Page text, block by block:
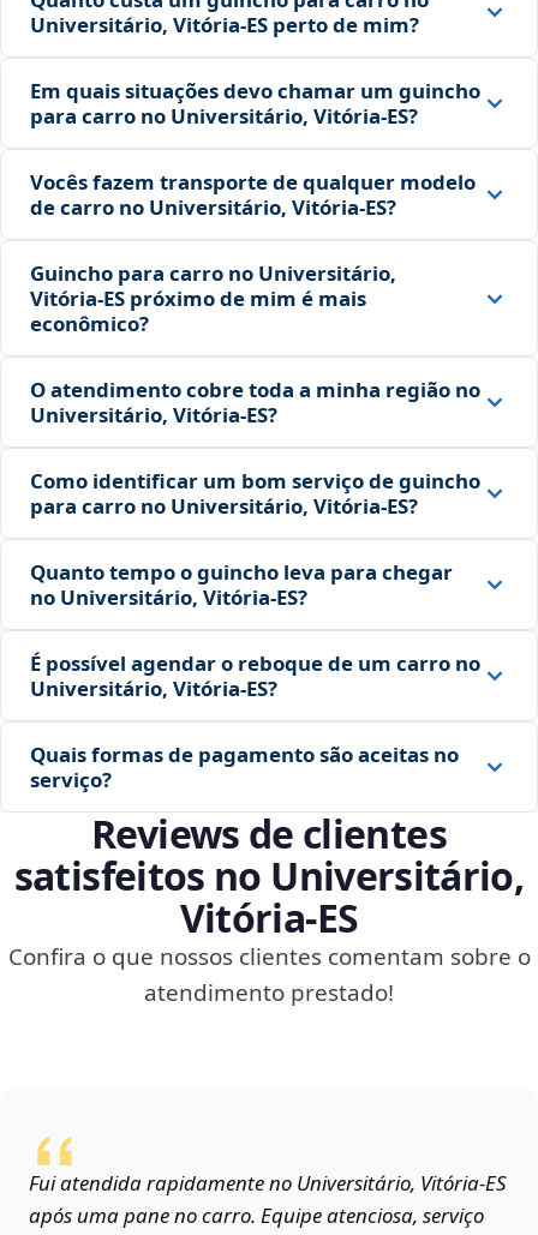
Universitário, Vitória‑ES perto de mim?
Em quais situações devo chamar um guincho
para carro no Universitário, Vitória‑ES?
Vocês fazem transporte de qualquer modelo
de carro no Universitário, Vitória‑ES?
Guincho para carro no Universitário,
Vitória‑ES próximo de mim é mais
econômico?
O atendimento cobre toda a minha região no
Universitário, Vitória‑ES?
Como identificar um bom serviço de guincho
para carro no Universitário, Vitória‑ES?
Quanto tempo o guincho leva para chegar
no Universitário, Vitória‑ES?
É possível agendar o reboque de um carro no
Universitário, Vitória‑ES?
Quais formas de pagamento são aceitas no
serviço?
Reviews de clientes
satisfeitos no Universitário,
Vitória‑ES
Confira o que nossos clientes comentam sobre o
atendimento prestado!
Fui atendida rapidamente no Universitário, Vitória‑ES
após uma pane no carro. Equipe atenciosa, serviço